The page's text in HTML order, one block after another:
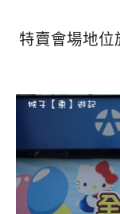
特賣會場地位